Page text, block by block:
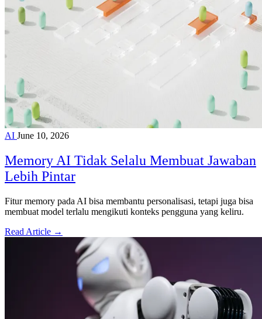
AI June 10, 2026
Memory AI Tidak Selalu Membuat Jawaban
Lebih Pintar
Fitur memory pada AI bisa membantu personalisasi, tetapi juga bisa
membuat model terlalu mengikuti konteks pengguna yang keliru.
Read Article →